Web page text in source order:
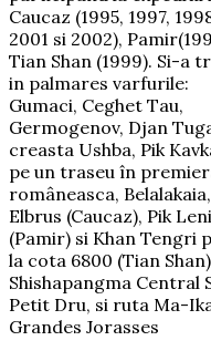
Caucaz (1995, 1997,
2001 si 2002),
Tian Shan (1999). Si-a
in palmares varfurile:
Gumaci, Ceghet Tau,
Germogenov, Djan
creasta Ushba, Pik
pe un traseu în
româneasca, Belalakaia,
Elbrus (Caucaz), Pik
(Pamir) si Khan Tengri
la cota 6800 (Tian
Shishapangma Central
Petit Dru, si ruta Ma-
Grandes Jorasses